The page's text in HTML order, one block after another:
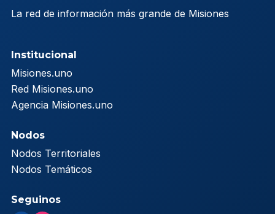
La red de información más grande de Misiones
Institucional
Misiones.uno
Red Misiones.uno
Agencia Misiones.uno
Nodos
Nodos Territoriales
Nodos Temáticos
Seguinos